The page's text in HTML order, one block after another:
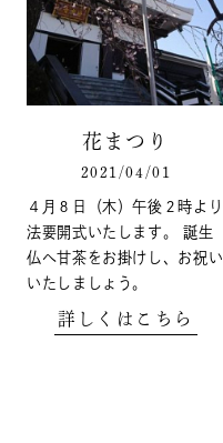
花まつり
2021/04/01
４月８日（木）午後２時より
法要開式いたします。 誕生
仏へ甘茶をお掛けし、お祝い
いたしましょう。
詳しくはこちら